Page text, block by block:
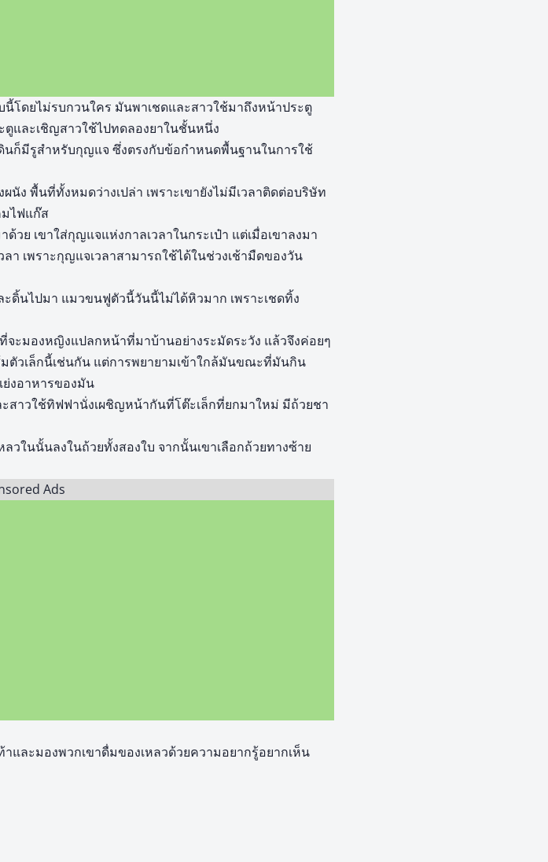
นี้โดยไม่รบกวนใคร มันพาเชดและสาวใช้มาถึงหน้าประตู
ตูและเชิญสาวใช้ไปทดลองยาในชั้นหนึ่ง
ก็มีรูสำหรับกุญแจ ซึ่งตรงกับข้อกำหนดพื้นฐานในการใช้
ง พื้นที่ทั้งหมดว่างเปล่า เพราะเขายังไม่มีเวลาติดต่อบริษัท
ไฟแก๊ส
ย เขาใส่กุญแจแห่งกาลเวลาในกระเป๋า แต่เมื่อเขาลงมา
า เพราะกุญแจเวลาสามารถใช้ได้ในช่วงเช้ามืดของวัน
ดิ้นไปมา แมวขนฟูตัวนี้วันนี้ไม่ได้หิวมาก เพราะเชดทิ้ง
จะมองหญิงแปลกหน้าที่มาบ้านอย่างระมัดระวัง แล้วจึงค่อยๆ
ตัวเล็กนี้เช่นกัน แต่การพยายามเข้าใกล้มันขณะที่มันกิน
งอาหารของมัน
สาวใช้ทิฟฟานั่งเผชิญหน้ากันที่โต๊ะเล็กที่ยกมาใหม่ มีถ้วยชา
วในนั้นลงในถ้วยทั้งสองใบ จากนั้นเขาเลือกถ้วยทางซ้าย
Ads
ละมองพวกเขาดื่มของเหลวด้วยความอยากรู้อยากเห็น